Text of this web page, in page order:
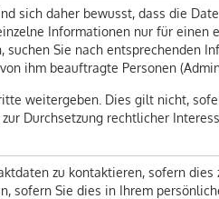
sich daher bewusst, dass die
Informationen nur für einen
Sie nach entsprechenden
ihm beauftragte Personen
weitergeben. Dies gilt nicht,
Durchsetzung rechtlicher
zu kontaktieren, sofern
sofern Sie dies in Ihrem